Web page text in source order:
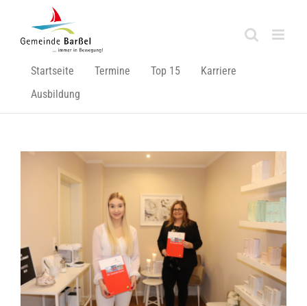
springen
Startseite Termine Top 15
Karriere
Ausbildung